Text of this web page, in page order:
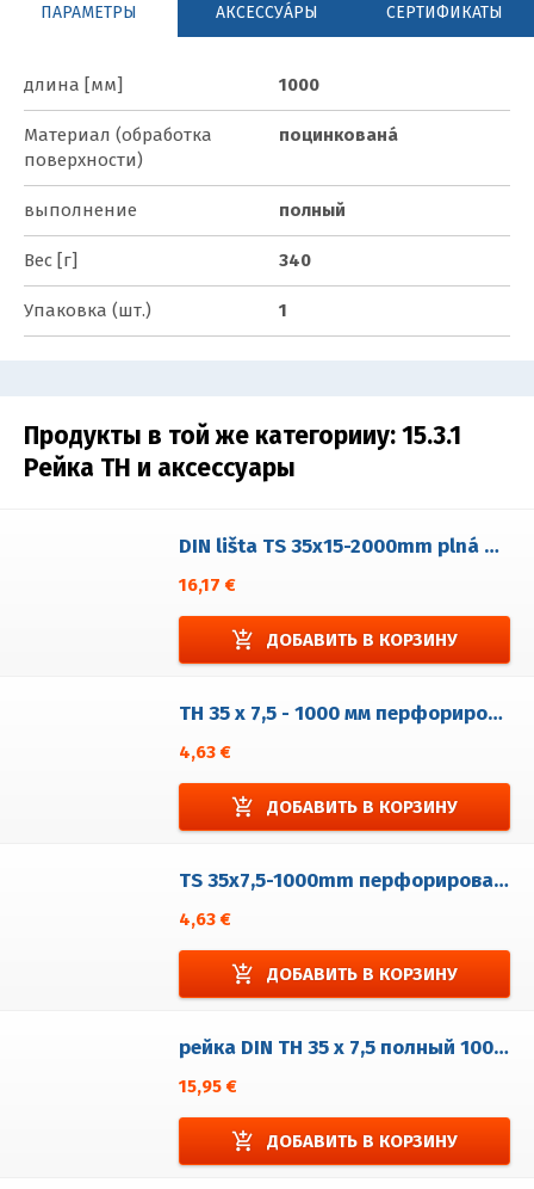
ПАРАМЕТРЫ АКСЕССУА́РЫ СЕРТИФИКАТЫ
длина [мм] 1000
Материал (обработка
поверхности)
поцинкованá
выполнение полный
Вес [г] 340
Упаковка (шт.) 1
Продукты в той же категорииy:15.3.1
Рейка TH и аксессуары
DIN lišta TS 35x15-2000mm plná hliníková ALU
16,17 €
add_shopping_cart ДОБАВИТЬ В КОРЗИНУ
TH 35 x 7,5 - 1000 мм перфорированная 5,2 x 25 - Fe (Sendzimir)
4,63 €
add_shopping_cart ДОБАВИТЬ В КОРЗИНУ
TS 35x7,5-1000mm перфорированная 6,3x18
4,63 €
add_shopping_cart ДОБАВИТЬ В КОРЗИНУ
рейка DIN TH 35 x 7,5 полный 1000 мм - Нерж.
15,95 €
add_shopping_cart ДОБАВИТЬ В КОРЗИНУ